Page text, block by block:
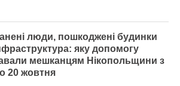
люди, пошкоджені будинки
яку допомогу
мешканцям Нікопольщини з
20 жовтня